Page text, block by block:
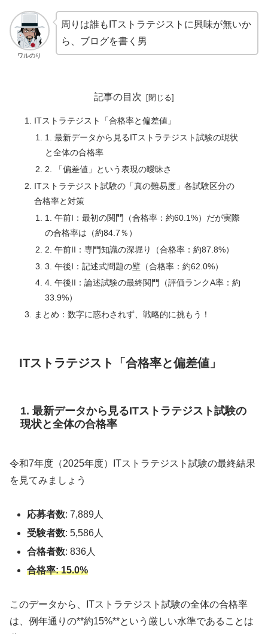
ワルのり
周りは誰もITストラテジストに興味が無いか
ら、ブログを書く男
記事の目次
ITストラテジスト「合格率と偏差値」
1. 最新データから見るITストラテジスト試験の現状
と全体の合格率
2. 「偏差値」という表現の曖昧さ
ITストラテジスト試験の「真の難易度」各試験区分の
合格率と対策
1. 午前I：最初の関門（合格率：約60.1%）だが実際
の合格率は（約84.7％）
2. 午前II：専門知識の深堀り（合格率：約87.8%）
3. 午後I：記述式問題の壁（合格率：約62.0%）
4. 午後II：論述試験の最終関門（評価ランクA率：約
33.9%）
まとめ：数字に惑わされず、戦略的に挑もう！
ITストラテジスト「合格率と偏差値」
1. 最新データから見るITストラテジスト試験の
現状と全体の合格率
令和7年度（2025年度）ITストラテジスト試験の最終結果
を見てみましょう
応募者数: 7,889人
受験者数: 5,586人
合格者数: 836人
合格率: 15.0%
このデータから、ITストラテジスト試験の全体の合格率
は、例年通りの**約15%**という厳しい水準であることは